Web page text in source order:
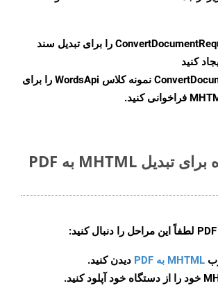
را برای تبدیل سند
نمونه کلاس WordsApi را برای
مراحل ساده برای تبدیل MHTML به PDF
لطفاً این مراحل را دنبال کنید:
MHTML به PDF
دیدن کنید.